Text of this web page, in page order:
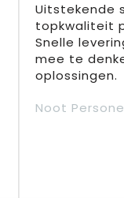
Uitstekende
topkwaliteit
Snelle
mee te
oplossingen.
Noot